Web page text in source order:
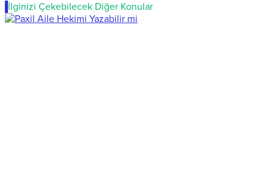
İlginizi Çekebilecek Diğer Konular